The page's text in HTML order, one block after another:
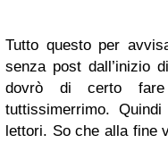
Tutto questo per
senza post dall’inizio
dovrò di certo
tuttissimerrimo.
lettori. So che alla fine